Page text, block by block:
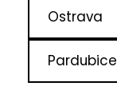
Ostrava
Pardubice